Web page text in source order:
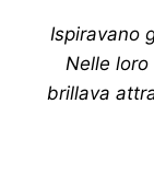
Ispiravano
Nelle loro
brillava